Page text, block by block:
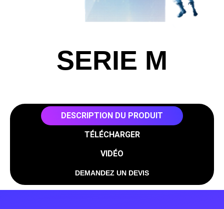
SERIE M
DESCRIPTION DU PRODUIT
TÉLÉCHARGER
VIDÉO
DEMANDEZ UN DEVIS